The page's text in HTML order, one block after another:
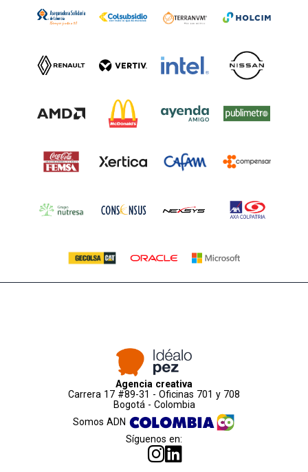
Agencia creativa
Carrera 17 #89-31 - Oficinas 701 y 708
Bogotá - Colombia
Somos ADN
Síguenos en: